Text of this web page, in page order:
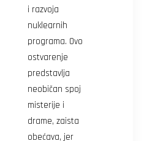
i razvoja
nuklearnih
programa. Ovo
ostvarenje
predstavlja
neobičan spoj
misterije i
drame, zaista
obećava, jer